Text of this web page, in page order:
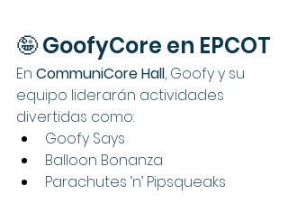
🤪 GoofyCore en EPCOT
En CommuniCore Hall, Goofy y su
equipo liderarán actividades
divertidas como:
Goofy Says
Balloon Bonanza
Parachutes ‘n’ Pipsqueaks